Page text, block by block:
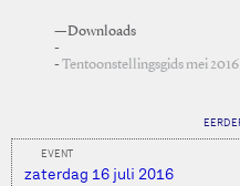
—Downloads
Tentoonstellingsgids mei 2016
EVENT
zaterdag 16 juli 2016